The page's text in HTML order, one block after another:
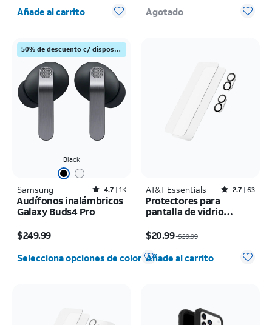
Cantidad seleccionada: 0
Añade al carrito Agotado
50% de descuento c/ dispositivo Samsung
Black
Samsung Rated4.7out of 5 stars with1824reviews
4.7 1K
Audífonos inalámbricos
Galaxy Buds4 Pro
$249.99
Selecciona opciones de color
AT&T Essentials Rated2.7out of 5 stars with63reviews
2.7 63
Protectores para
pantalla de vidrio
Essentials, paquete de 2
+ protectores para
cámara, paquete de 2 -
iPhone 17
$20.99$29.99
Cantidad seleccionada: 0
Añade al carrito